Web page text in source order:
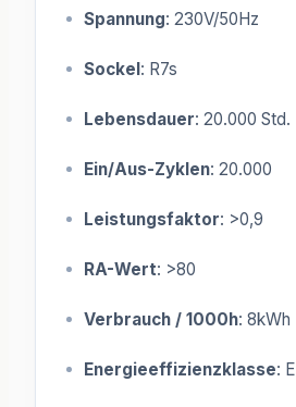
Spannung: 230V/50Hz
Sockel: R7s
Lebensdauer: 20.000 Std.
Ein/Aus-Zyklen: 20.000
Leistungsfaktor: >0,9
RA-Wert: >80
Verbrauch / 1000h: 8kWh
Energieeffizienzklasse: E